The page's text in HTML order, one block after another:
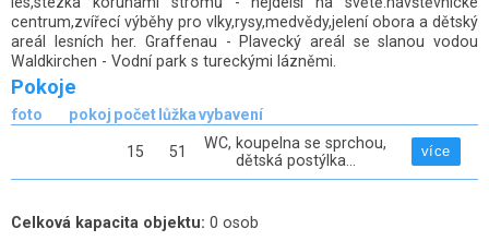
centrum,zvířecí výběhy pro vlky,rysy,medvědy,jelení obora a dětský
areál lesních her. Graffenau - Plavecký areál se slanou vodou
Waldkirchen - Vodní park s tureckými lázněmi.
Pokoje
foto pokoj početlůžkavybavení
15 51
WC, koupelna se sprchou,
dětská postýlka...
více
Celková kapacita objektu: 0 osob